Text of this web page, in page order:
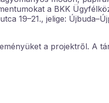
a BKK
19–21., jelige:
a projektről. A